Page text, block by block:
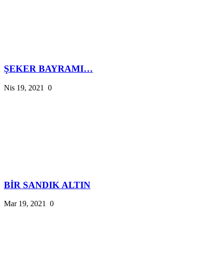
ŞEKER BAYRAMI…
Nis 19, 2021 0
BİR SANDIK ALTIN
Mar 19, 2021 0